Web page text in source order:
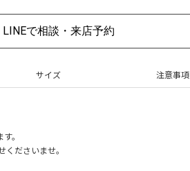
LINEで相談・来店予約
サイズ 注意事項
。
ださいませ。